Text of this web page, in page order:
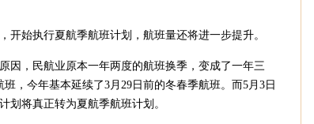
开始执行夏航季航班计划，航班量还将进一步提升。
因，民航业原本一年两度的航班换季，变成了一年三
，今年基本延续了3月29日前的冬春季航班。而5月3日
划将真正转为夏航季航班计划。